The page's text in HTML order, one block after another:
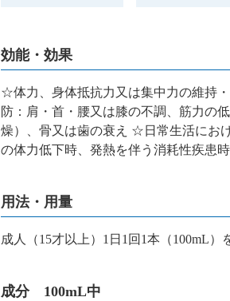
効能・効果
☆体力、身体抵抗力又は集中力の維持
防：肩・首・腰又は膝の不調、筋力の
燥）、骨又は歯の衰え ☆日常生活にお
の体力低下時、発熱を伴う消耗性疾患
用法・用量
成人（15才以上）1日1回1本（100mL）
成分 100mL中